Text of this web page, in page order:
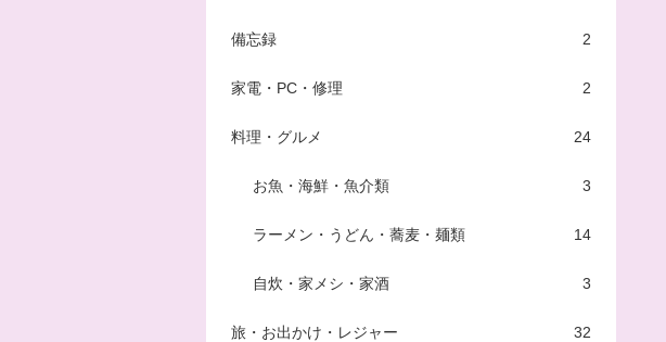
備忘録 2
家電・PC・修理 2
料理・グルメ 24
お魚・海鮮・魚介類 3
ラーメン・うどん・蕎麦・麺類 14
自炊・家メシ・家酒 3
旅・お出かけ・レジャー 32